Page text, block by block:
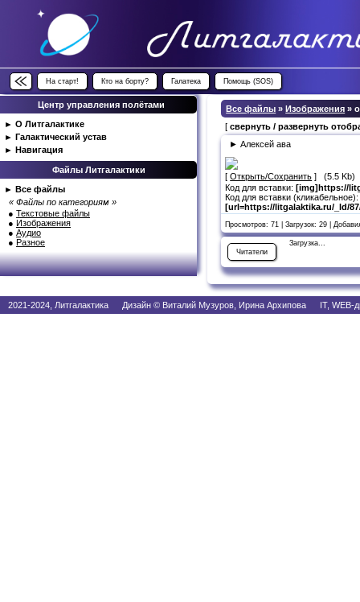
На старт! Кто на борту? Галатека Помощь (SOS)
Центр управления полётами
► О Литгалактике
► Галактический устав
► Навигация
Файлы Литгалактики
► Все файлы
« Файлы по категориям »
● Текстовые файлы
● Изображения
● Аудио
● Разное
Все файлы » Изображения »
[свернуть / развернуть
► Алексей ава
[Открыть/Сохранить ] (5.5 Kb)
Код для вставки: [img]https://
Код для вставки (кликабельное):
[url=https://litgalaktika.ru/_ld/
Просмотров: 71 | Загрузок: 29 |
Читатели
Загрузка...
2021-2024, Литгалактика Дизайн © Виталий Музуров, Ирина Архипова IT, WEB-